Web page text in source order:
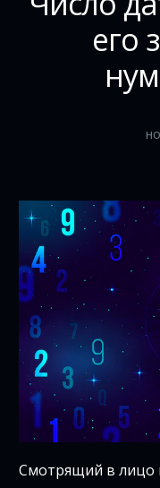
его
Смотрящий в лицо